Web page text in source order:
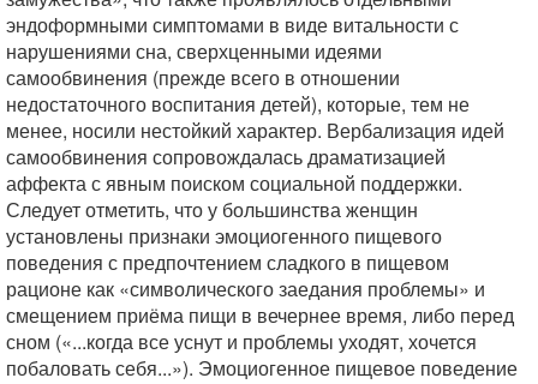
эндоформными симптомами в виде витальности с
нарушениями сна, сверхценными идеями
самообвинения (прежде всего в отношении
недостаточного воспитания детей), которые, тем не
менее, носили нестойкий характер. Вербализация идей
самообвинения сопровождалась драматизацией
аффекта с явным поиском социальной поддержки.
Следует отметить, что у большинства женщин
установлены признаки эмоциогенного пищевого
поведения с предпочтением сладкого в пищевом
рационе как «символического заедания проблемы» и
смещением приёма пищи в вечернее время, либо перед
сном («...когда все уснут и проблемы уходят, хочется
побаловать себя...»). Эмоциогенное пищевое поведение